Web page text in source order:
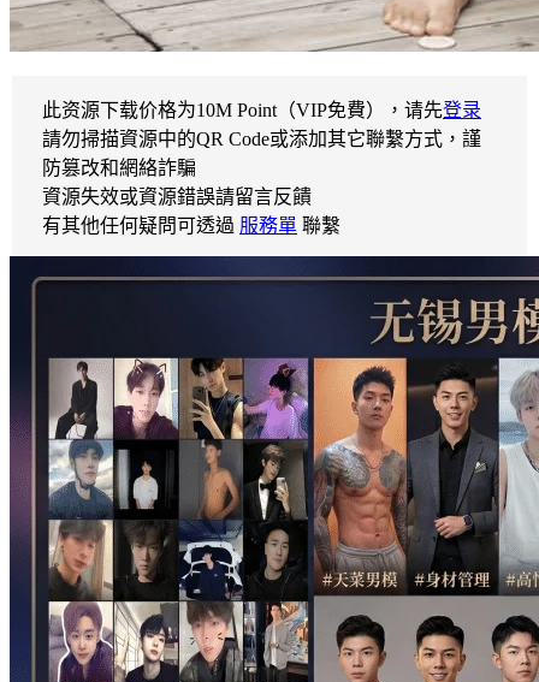
此资源下载价格为10M Point（VIP免費），请先登录
請勿掃描資源中的QR Code或添加其它聯繫方式，謹
防篡改和網絡詐騙
資源失效或資源錯誤請留言反饋
有其他任何疑問可透過 服務單 聯繫